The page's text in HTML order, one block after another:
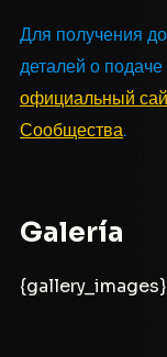
Для получения
деталей о подаче
официальный
Сообщества.
Galería
{gallery_images}